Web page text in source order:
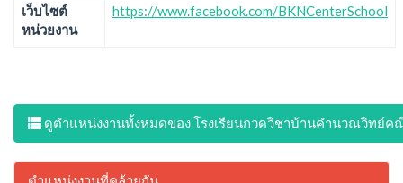
เว็บไซต์
หน่วยงาน
https://www.facebook.com/BKNCenterSchool
ดูตำแหน่งงานทั้งหมดของ โรงเรียนกวดวิชาบ้านคำนวณวิทย์ค